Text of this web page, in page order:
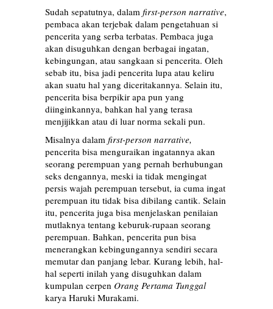
Sudah sepatutnya, dalam first-person narrative,
pembaca akan terjebak dalam pengetahuan si
pencerita yang serba terbatas. Pembaca juga
akan disuguhkan dengan berbagai ingatan,
kebingungan, atau sangkaan si pencerita. Oleh
sebab itu, bisa jadi pencerita lupa atau keliru
akan suatu hal yang diceritakannya. Selain itu,
pencerita bisa berpikir apa pun yang
diinginkannya, bahkan hal yang terasa
menjijikkan atau di luar norma sekali pun.
Misalnya dalam first-person narrative,
pencerita bisa menguraikan ingatannya akan
seorang perempuan yang pernah berhubungan
seks dengannya, meski ia tidak mengingat
persis wajah perempuan tersebut, ia cuma ingat
perempuan itu tidak bisa dibilang cantik. Selain
itu, pencerita juga bisa menjelaskan penilaian
mutlaknya tentang keburuk-rupaan seorang
perempuan. Bahkan, pencerita pun bisa
menerangkan kebingungannya sendiri secara
memutar dan panjang lebar. Kurang lebih, hal-
hal seperti inilah yang disuguhkan dalam
kumpulan cerpen Orang Pertama Tunggal
karya Haruki Murakami.